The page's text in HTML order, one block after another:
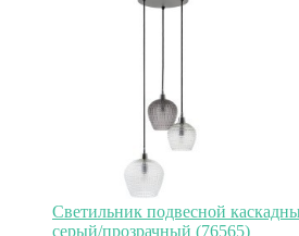
Светильник подвесной
серый/прозрачный (76565)